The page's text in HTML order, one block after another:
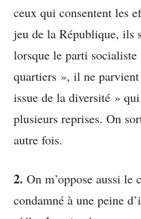
ceux qui consentent les
jeu de la République, ils
lorsque le parti socialiste
quartiers », il ne
issue de la diversité »
plusieurs reprises. On
autre fois.
2. On m’oppose aussi le
condamné à une peine